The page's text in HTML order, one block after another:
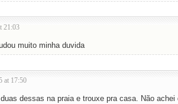
21:03
muito minha duvida
at 17:50
dessas na praia e trouxe pra casa. Não